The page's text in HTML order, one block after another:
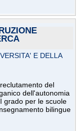
E DELLA
del
dell'autonomia
grado per le scuole
bilingue